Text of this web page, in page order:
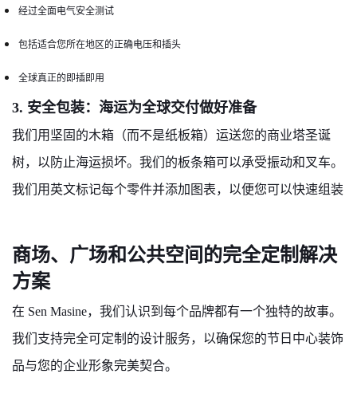
经过全面电气安全测试
包括适合您所在地区的正确电压和插头
全球真正的即插即用
3. 安全包装：海运为全球交付做好准备
我们用坚固的木箱（而不是纸板箱）运送您的商业塔圣诞
树，以防止海运损坏。我们的板条箱可以承受振动和叉车。
我们用英文标记每个零件并添加图表，以便您可以快速组装
商场、广场和公共空间的完全定制解决
方案
在 Sen Masine，我们认识到每个品牌都有一个独特的故事。
我们支持完全可定制的设计服务，以确保您的节日中心装饰
品与您的企业形象完美契合。